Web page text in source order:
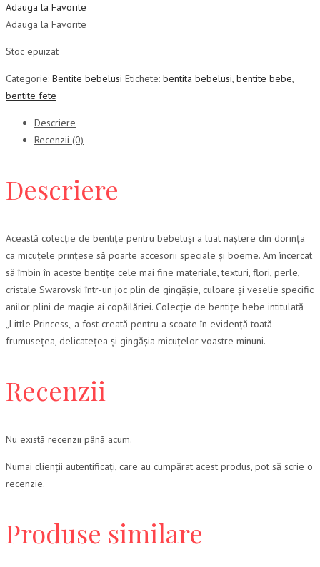
Adauga la Favorite
Adauga la Favorite
Stoc epuizat
Categorie: Bentite bebelusi Etichete: bentita bebelusi, bentite bebe,
bentite fete
Descriere
Recenzii (0)
Descriere
Această colecție de bentițe pentru bebeluși a luat naștere din dorința
ca micuțele prințese să poarte accesorii speciale și boeme. Am încercat
să îmbin în aceste bentițe cele mai fine materiale, texturi, flori, perle,
cristale Swarovski într-un joc plin de gingășie, culoare și veselie specific
anilor plini de magie ai copăilăriei. Colecție de bentițe bebe intitulată
„Little Princess„ a fost creată pentru a scoate în evidență toată
frumusețea, delicatețea și gingășia micuțelor voastre minuni.
Recenzii
Nu există recenzii până acum.
Numai clienții autentificați, care au cumpărat acest produs, pot să scrie o
recenzie.
Produse similare